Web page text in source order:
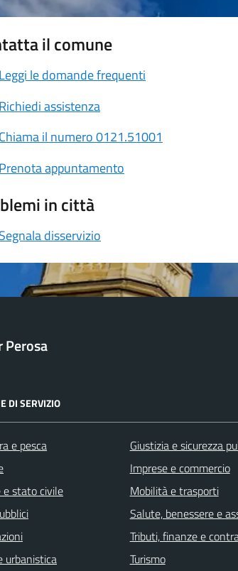
il comune
Leggi le domande frequenti
Richiedi assistenza
Chiama il numero 0121.51001
Prenota appuntamento
in città
Segnala disservizio
Perosa
DI SERVIZIO
e pesca
e stato civile
urbanistica
Giustizia e sicurezza
Imprese e commercio
Mobilità e trasporti
Salute, benessere e
Tributi, finanze e
Turismo